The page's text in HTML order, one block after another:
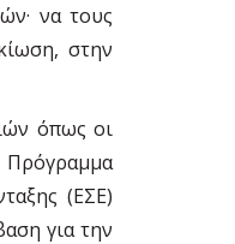
να τους
στην
όπως οι
Πρόγραμμα
(ΕΣΕ)
για την